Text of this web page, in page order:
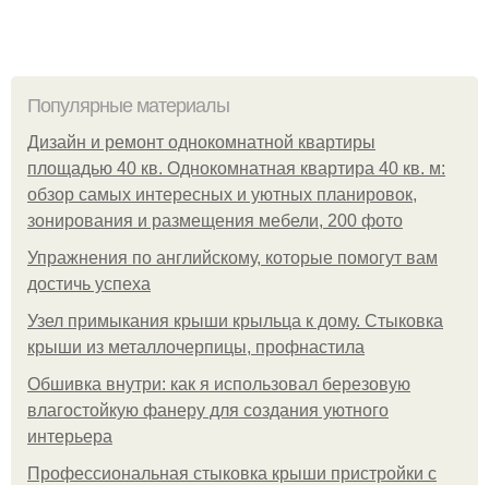
Популярные материалы
Дизайн и ремонт однокомнатной квартиры
площадью 40 кв. Однокомнатная квартира 40 кв. м:
обзор самых интересных и уютных планировок,
зонирования и размещения мебели, 200 фото
Упражнения по английскому, которые помогут вам
достичь успеха
Узел примыкания крыши крыльца к дому. Стыковка
крыши из металлочерпицы, профнастила
Обшивка внутри: как я использовал березовую
влагостойкую фанеру для создания уютного
интерьера
Профессиональная стыковка крыши пристройки с